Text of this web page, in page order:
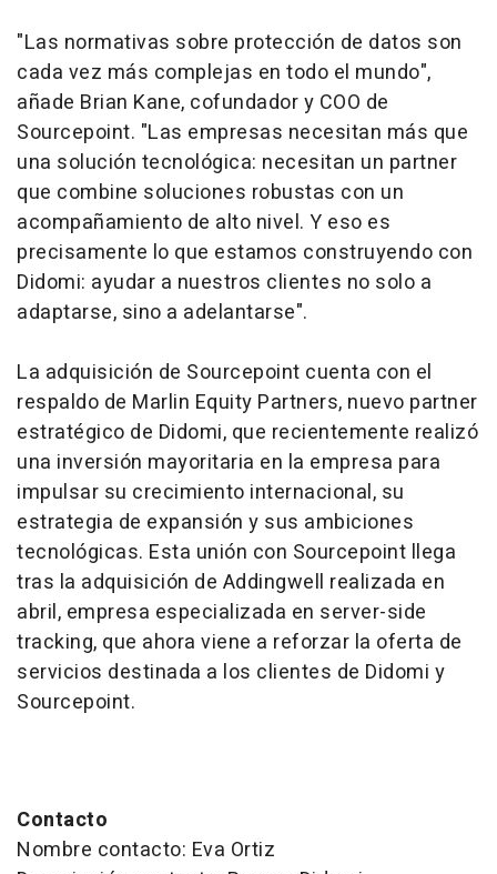
"Las normativas sobre protección de datos son
cada vez más complejas en todo el mundo",
añade Brian Kane, cofundador y COO de
Sourcepoint. "Las empresas necesitan más que
una solución tecnológica: necesitan un partner
que combine soluciones robustas con un
acompañamiento de alto nivel. Y eso es
precisamente lo que estamos construyendo con
Didomi: ayudar a nuestros clientes no solo a
adaptarse, sino a adelantarse".
La adquisición de Sourcepoint cuenta con el
respaldo de Marlin Equity Partners, nuevo partner
estratégico de Didomi, que recientemente realizó
una inversión mayoritaria en la empresa para
impulsar su crecimiento internacional, su
estrategia de expansión y sus ambiciones
tecnológicas. Esta unión con Sourcepoint llega
tras la adquisición de Addingwell realizada en
abril, empresa especializada en server-side
tracking, que ahora viene a reforzar la oferta de
servicios destinada a los clientes de Didomi y
Sourcepoint.
Contacto
Nombre contacto: Eva Ortiz